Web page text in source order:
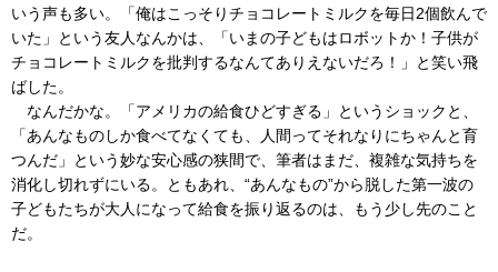
いう声も多い。「俺はこっそりチョコレートミルクを毎日2個飲んで
いた」という友人なんかは、「いまの子どもはロボットか！子供が
チョコレートミルクを批判するなんてありえないだろ！」と笑い飛
ばした。
なんだかな。「アメリカの給食ひどすぎる」というショックと、
「あんなものしか食べてなくても、人間ってそれなりにちゃんと育
つんだ」という妙な安心感の狭間で、筆者はまだ、複雑な気持ちを
消化し切れずにいる。ともあれ、“あんなもの”から脱した第一波の
子どもたちが大人になって給食を振り返るのは、もう少し先のこと
だ。